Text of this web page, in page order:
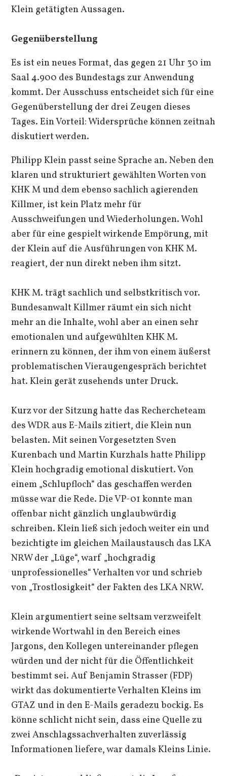
Klein getätigten Aussagen.
Gegenüberstellung
Es ist ein neues Format, das gegen 21 Uhr 30 im
Saal 4.900 des Bundestags zur Anwendung
kommt. Der Ausschuss entscheidet sich für eine
Gegenüberstellung der drei Zeugen dieses
Tages. Ein Vorteil: Widersprüche können zeitnah
diskutiert werden.
Philipp Klein passt seine Sprache an. Neben den
klaren und strukturiert gewählten Worten von
KHK M und dem ebenso sachlich agierenden
Killmer, ist kein Platz mehr für
Ausschweifungen und Wiederholungen. Wohl
aber für eine gespielt wirkende Empörung, mit
der Klein auf die Ausführungen von KHK M.
reagiert, der nun direkt neben ihm sitzt.
KHK M. trägt sachlich und selbstkritisch vor.
Bundesanwalt Killmer räumt ein sich nicht
mehr an die Inhalte, wohl aber an einen sehr
emotionalen und aufgewühlten KHK M.
erinnern zu können, der ihm von einem äußerst
problematischen Vieraugengespräch berichtet
hat. Klein gerät zusehends unter Druck.
Kurz vor der Sitzung hatte das Rechercheteam
des WDR aus E-Mails zitiert, die Klein nun
belasten. Mit seinen Vorgesetzten Sven
Kurenbach und Martin Kurzhals hatte Philipp
Klein hochgradig emotional diskutiert. Von
einem „Schlupfloch“ das geschaffen werden
müsse war die Rede. Die VP-01 konnte man
offenbar nicht gänzlich unglaubwürdig
schreiben. Klein ließ sich jedoch weiter ein und
bezichtigte im gleichen Mailaustausch das LKA
NRW der „Lüge“, warf „hochgradig
unprofessionelles“ Verhalten vor und schrieb
von „Trostlosigkeit“ der Fakten des LKA NRW.
Klein argumentiert seine seltsam verzweifelt
wirkende Wortwahl in den Bereich eines
Jargons, den Kollegen untereinander pflegen
würden und der nicht für die Öffentlichkeit
bestimmt sei. Auf Benjamin Strasser (FDP)
wirkt das dokumentierte Verhalten Kleins im
GTAZ und in den E-Mails geradezu bockig. Es
könne schlicht nicht sein, dass eine Quelle zu
zwei Anschlagssachverhalten zuverlässig
Informationen liefere, war damals Kleins Linie.